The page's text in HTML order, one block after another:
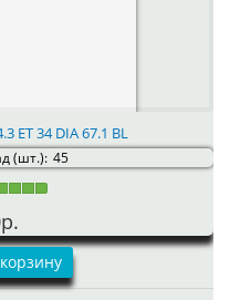
ET 34 DIA 67.1 BL
(шт.): 45